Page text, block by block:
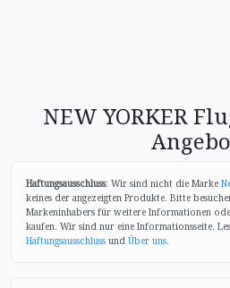
NEW YORKER
Haftungsausschluss: Wir sind nicht die Marke
keines der angezeigten Produkte. Bitte
Markeninhabers für weitere Informationen
kaufen. Wir sind nur eine Informationsseite.
Haftungsausschluss und Über uns.